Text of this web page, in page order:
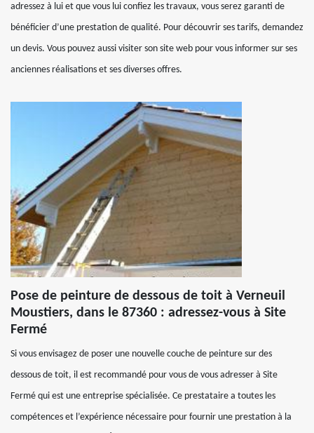
adressez à lui et que vous lui confiez les travaux, vous serez garanti de
bénéficier d’une prestation de qualité. Pour découvrir ses tarifs, demandez
un devis. Vous pouvez aussi visiter son site web pour vous informer sur ses
anciennes réalisations et ses diverses offres.
Pose de peinture de dessous de toit à Verneuil
Moustiers, dans le 87360 : adressez-vous à Site
Fermé
Si vous envisagez de poser une nouvelle couche de peinture sur des
dessous de toit, il est recommandé pour vous de vous adresser à Site
Fermé qui est une entreprise spécialisée. Ce prestataire a toutes les
compétences et l’expérience nécessaire pour fournir une prestation à la